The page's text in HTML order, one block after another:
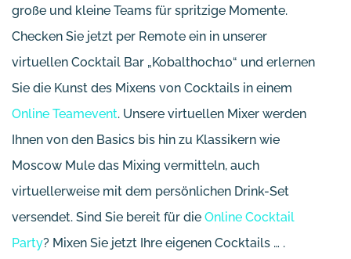
große und kleine Teams für spritzige Momente.
Checken Sie jetzt per Remote ein in unserer
virtuellen Cocktail Bar „Kobalthoch10“ und erlernen
Sie die Kunst des Mixens von Cocktails in einem
Online Teamevent. Unsere virtuellen Mixer werden
Ihnen von den Basics bis hin zu Klassikern wie
Moscow Mule das Mixing vermitteln, auch
virtuellerweise mit dem persönlichen Drink-Set
versendet. Sind Sie bereit für die Online Cocktail
Party? Mixen Sie jetzt Ihre eigenen Cocktails … .